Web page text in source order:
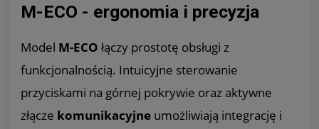
M-ECO - ergonomia i precyzja
Model M-ECO łączy prostotę obsługi z
funkcjonalnością. Intuicyjne sterowanie
przyciskami na górnej pokrywie oraz aktywne
złącze komunikacyjne umożliwiają integrację i